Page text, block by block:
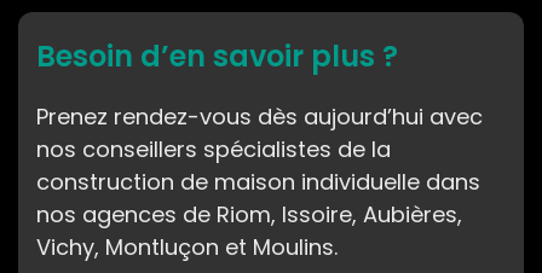
Besoin d’en savoir plus ?
Prenez rendez-vous dès aujourd’hui avec
nos conseillers spécialistes de la
construction de maison individuelle dans
nos agences de Riom, Issoire, Aubières,
Vichy, Montluçon et Moulins.